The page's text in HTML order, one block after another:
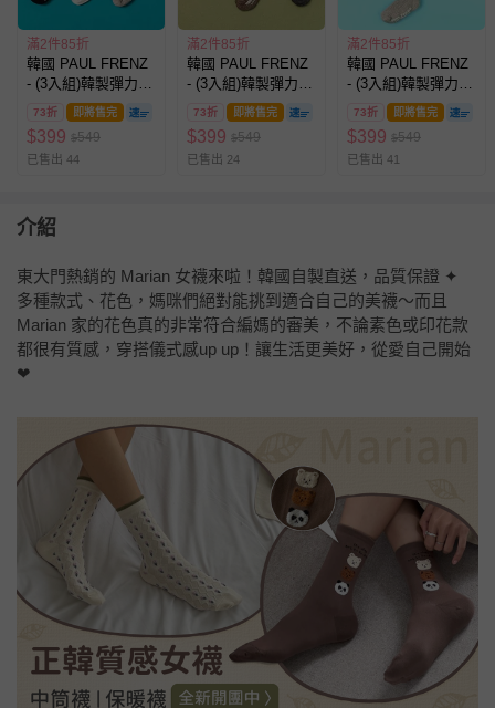
滿2件85折
韓國 PAUL FRENZ
- (3入組)韓製彈力中
長筒襪-WILLICS
73折 即將售完
$399 $549
已售出 44
滿2件85折
韓國 PAUL FRENZ
- (3入組)韓製彈力中
長筒襪-MABEL
73折 即將售完
$399 $549
已售出 24
滿2件85折
韓國 PAUL FRENZ
- (3入組)韓製彈力中
長筒襪-KYLE-深灰
73折 即將售完
$399 $549
已售出 41
介紹
東大門熱銷的 Marian 女襪來啦！韓國自製直送，品質保證 ✦
多種款式、花色，媽咪們絕對能挑到適合自己的美襪～而且
Marian 家的花色真的非常符合編媽的審美，不論素色或印花款
都很有質感，穿搭儀式感up up！讓生活更美好，從愛自己開始
❤